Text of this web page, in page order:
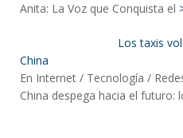
Anita: La Voz que Conquista el
Los taxis
China
En Internet / Tecnología /
China despega hacia el futuro: